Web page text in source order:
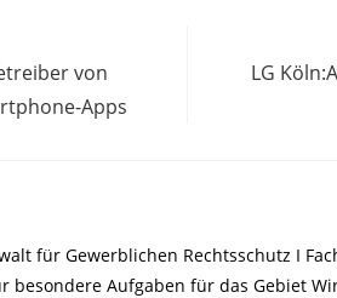
von
Apps
LG
für Gewerblichen Rechtsschutz I
besondere Aufgaben für das Gebiet